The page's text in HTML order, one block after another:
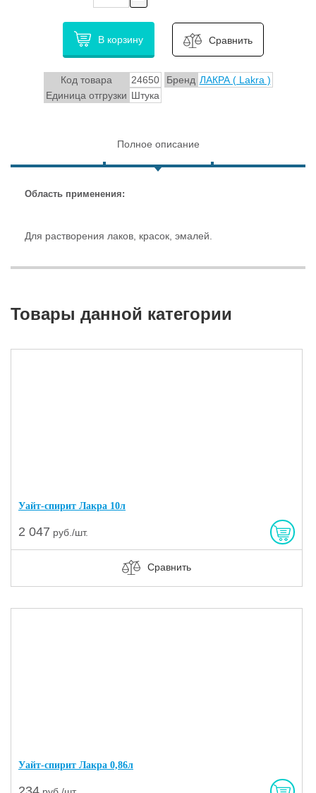
В корзину Сравнить
Код товара 24650 Бренд ЛАКРА ( Lakra )
Единица отгрузки Штука
Полное описание
Область применения:
Для растворения лаков, красок, эмалей.
Товары данной категории
Уайт-спирит Лакра 10л
2 047 руб./шт.
Сравнить
Уайт-спирит Лакра 0,86л